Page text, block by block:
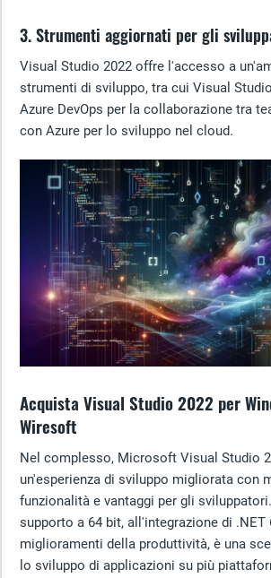
3. Strumenti aggiornati per gli
Visual Studio 2022 offre l'accesso a
strumenti di sviluppo, tra cui Visual
Azure DevOps per la collaborazione tra
con Azure per lo sviluppo nel cloud.
Acquista Visual Studio 2022 per
Wiresoft
Nel complesso, Microsoft Visual Studio
un'esperienza di sviluppo migliorata con
funzionalità e vantaggi per gli sviluppatori.
supporto a 64 bit, all'integrazione di .NET
miglioramenti della produttività, è una
lo sviluppo di applicazioni su più